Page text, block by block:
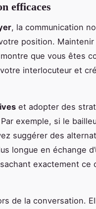
efficaces
, la communication
position.
que vous êtes
interlocuteur et
et adopter des
exemple, si le
suggérer des
longue en échange
exactement ce
de la conversation.